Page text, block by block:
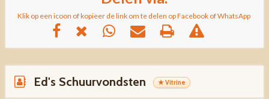
Klik op een icoon of kopieer de link om te delen op Facebook of WhatsApp
Ed's Schuurvondsten ★ Vitrine